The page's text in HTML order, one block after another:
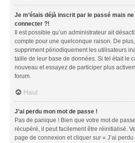
Je m’étais déjà inscrit par le passé mais
connecter ?!
Il est possible qu’un administrateur ait
compte pour une quelconque raison. De
suppriment périodiquement les utilisateurs
taille de leur base de données. Si tel était le
nouveau et essayez de participer plus
forum.
Haut
J’ai perdu mon mot de passe !
Pas de panique ! Bien que votre mot de
récupéré, il peut facilement être réinitialisé.
page de connexion et cliquer sur « J’ai